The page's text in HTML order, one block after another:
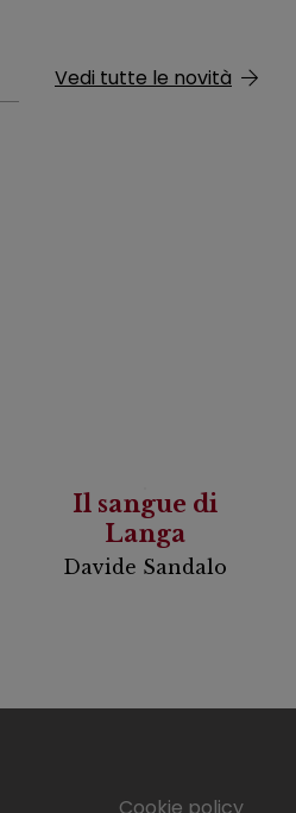
Vedi tutte le novità
Il sangue di
Langa
Davide Sandalo